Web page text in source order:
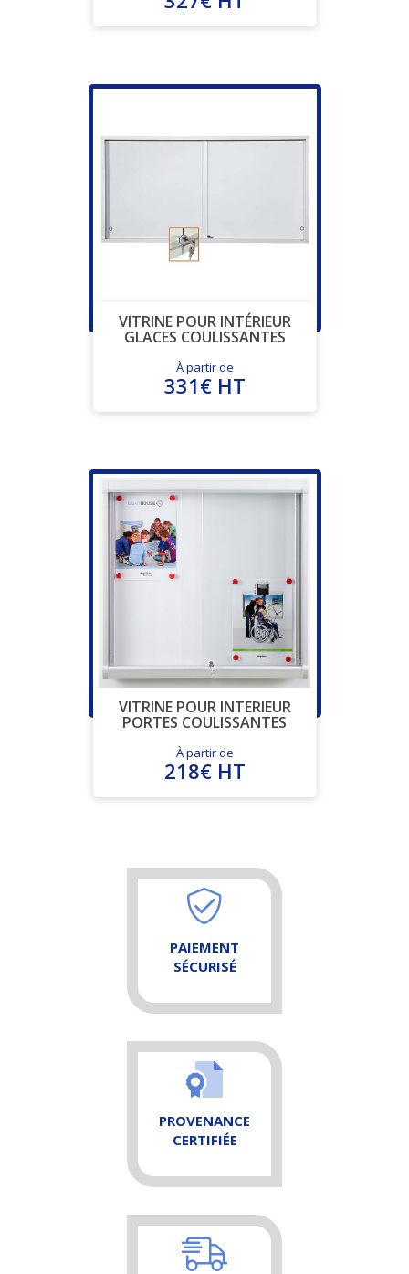
VITRINE POUR INTÉRIEUR
GLACES COULISSANTES
À partir de
331€ HT
VITRINE POUR INTERIEUR
PORTES COULISSANTES
À partir de
218€ HT
PAIEMENT
SÉCURISÉ
PROVENANCE
CERTIFIÉE